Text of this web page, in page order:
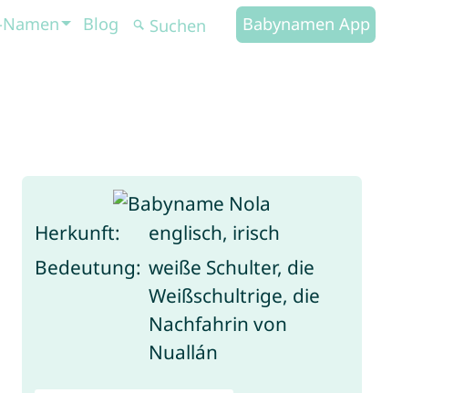
Blog Babynamen App
Herkunft:
englisch, irisch
Bedeutung: weiße Schulter, die
Weißschultrige, die
Nachfahrin von
Nuallán